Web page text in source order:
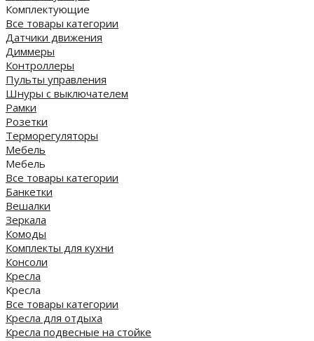
Комплектующие
Все товары категории
Датчики движения
Диммеры
Контроллеры
Пульты управления
Шнуры с выключателем
Рамки
Розетки
Терморегуляторы
Мебель
Мебель
Все товары категории
Банкетки
Вешалки
Зеркала
Комоды
Комплекты для кухни
Консоли
Кресла
Кресла
Все товары категории
Кресла для отдыха
Кресла подвесные на стойке